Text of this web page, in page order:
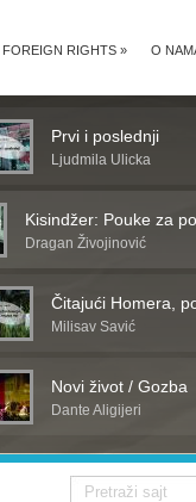
O
FOREIGN RIGHTS »
Prvi i poslednji
Ljudmila Ulicka
Kisindžer: Pouke za
Dragan Živojinović
Čitajući Homera,
Milisav Savić
Novi život / Gozba
Dante Aligijeri